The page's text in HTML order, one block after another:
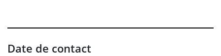
Date de contact